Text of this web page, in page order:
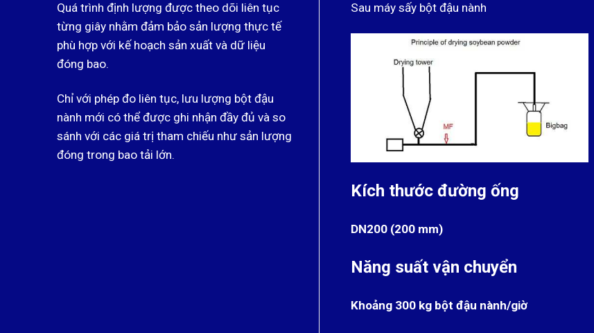
Quá trình định lượng được theo dõi liên tục
từng giây nhằm đảm bảo sản lượng thực tế
phù hợp với kế hoạch sản xuất và dữ liệu
đóng bao.
Chỉ với phép đo liên tục, lưu lượng bột đậu
nành mới có thể được ghi nhận đầy đủ và so
sánh với các giá trị tham chiếu như sản lượng
đóng trong bao tải lớn.
Sau máy sấy bột đậu nành
Kích thước đường ống
DN200 (200 mm)
Năng suất vận chuyển
Khoảng 300 kg bột đậu nành/giờ